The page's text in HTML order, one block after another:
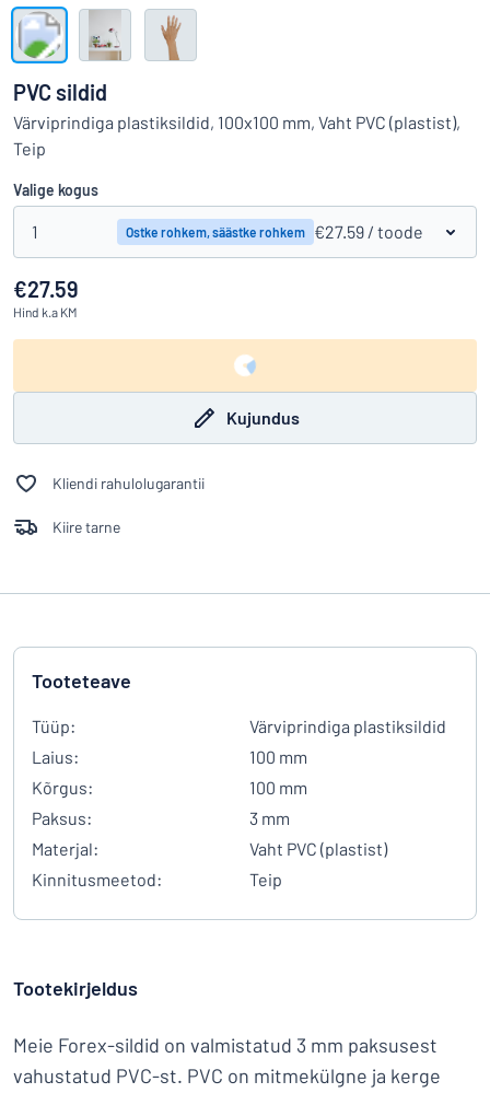
Te ei leia, mida otsite? Alustage oma sildi kujundamist
Kuva kõik kategooriad
Logige
sisse
Eraklient /
Äriklient
PVC sildid
Värviprindiga plastiksildid, 100x100 mm, Vaht PVC (plastist),
Teip
Valige kogus
1 Ostke rohkem, säästke rohkem €27.59 / toode
€27.59
Hind k.a KM
Kujundus
Kliendi rahulolugarantii
Kiire tarne
Tooteteave
Tüüp:
Värviprindiga plastiksildid
Laius:
100 mm
Kõrgus:
100 mm
Paksus:
3 mm
Materjal:
Vaht PVC (plastist)
Kinnitusmeetod:
Teip
Tootekirjeldus
Meie Forex-sildid on valmistatud 3 mm paksusest
vahustatud PVC-st. PVC on mitmekülgne ja kerge